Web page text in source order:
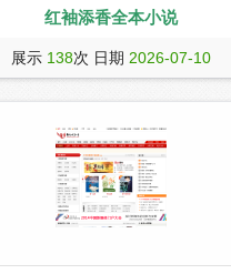
红袖添香全本小说
红袖添香提供热门完结小说,经典全本小
展示 138次 日期 2026-07-10